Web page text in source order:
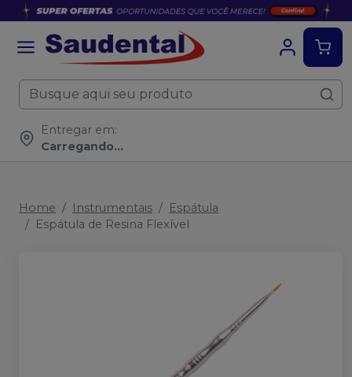
Entregar em:
Carregando...
Home Instrumentais
Espátula
Espátula de Resina Flexível